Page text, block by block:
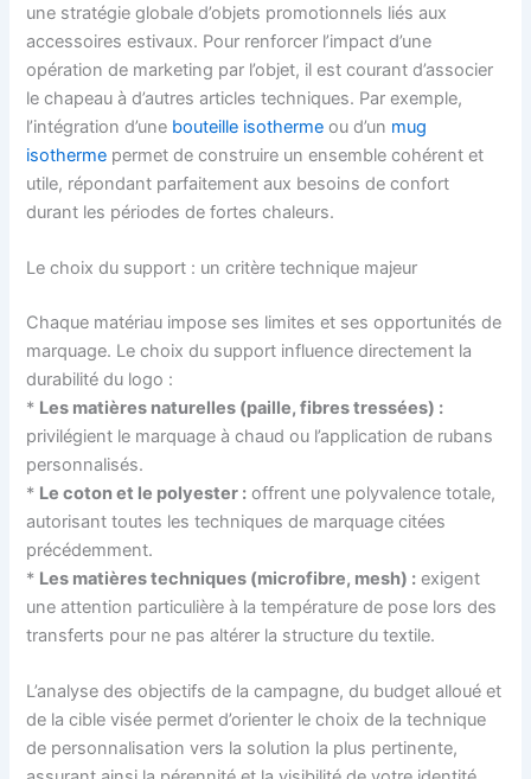
une stratégie globale d’objets promotionnels liés aux
accessoires estivaux. Pour renforcer l’impact d’une
opération de marketing par l’objet, il est courant d’associer
le chapeau à d’autres articles techniques. Par exemple,
l’intégration d’une bouteille isotherme ou d’un mug
isotherme permet de construire un ensemble cohérent et
utile, répondant parfaitement aux besoins de confort
durant les périodes de fortes chaleurs.
Le choix du support : un critère technique majeur
Chaque matériau impose ses limites et ses opportunités de
marquage. Le choix du support influence directement la
durabilité du logo :
* Les matières naturelles (paille, fibres tressées) :
privilégient le marquage à chaud ou l’application de rubans
personnalisés.
* Le coton et le polyester : offrent une polyvalence totale,
autorisant toutes les techniques de marquage citées
précédemment.
* Les matières techniques (microfibre, mesh) : exigent
une attention particulière à la température de pose lors des
transferts pour ne pas altérer la structure du textile.
L’analyse des objectifs de la campagne, du budget alloué et
de la cible visée permet d’orienter le choix de la technique
de personnalisation vers la solution la plus pertinente,